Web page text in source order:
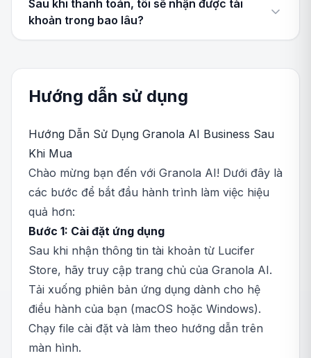
Sau khi thanh toán, tôi sẽ nhận được tài
khoản trong bao lâu?
Hướng dẫn sử dụng
Hướng Dẫn Sử Dụng Granola AI Business Sau
Khi Mua
Chào mừng bạn đến với Granola AI! Dưới đây là
các bước để bắt đầu hành trình làm việc hiệu
quả hơn:
Bước 1: Cài đặt ứng dụng
Sau khi nhận thông tin tài khoản từ Lucifer
Store, hãy truy cập trang chủ của Granola AI.
Tải xuống phiên bản ứng dụng dành cho hệ
điều hành của bạn (macOS hoặc Windows).
Chạy file cài đặt và làm theo hướng dẫn trên
màn hình.